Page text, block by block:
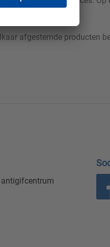
afgestemde producten